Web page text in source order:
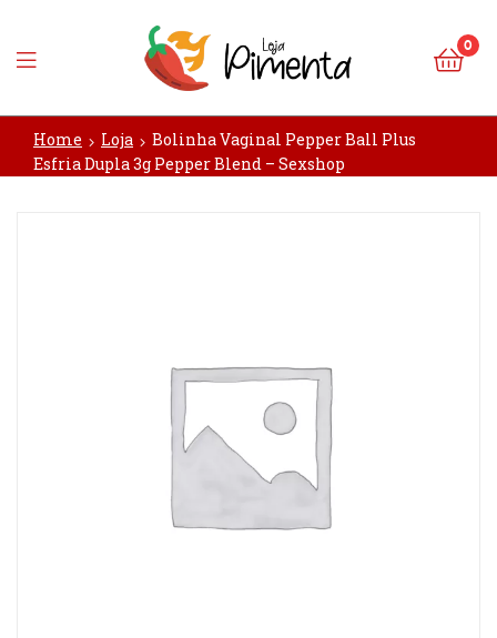
Loja
Pimenta
0
Home Loja
Bolinha Vaginal Pepper Ball Plus
Esfria Dupla 3g Pepper Blend – Sexshop